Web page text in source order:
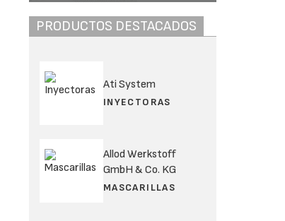
PRODUCTOS DESTACADOS
Ati System
INYECTORAS
Allod Werkstoff
GmbH & Co. KG
MASCARILLAS